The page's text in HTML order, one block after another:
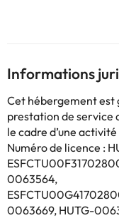
Des appartements
salle de bains privative.
Ils sont dans un
du centre de Blanes.
Certains des services
pouvez consulter les
l’établissement. Toutes
sont susceptibles
avez des questions,
Informations
Cet hébergement est
prestation de service
le cadre d’une
Numéro de licence :
0063564,
0063669, HUTG-